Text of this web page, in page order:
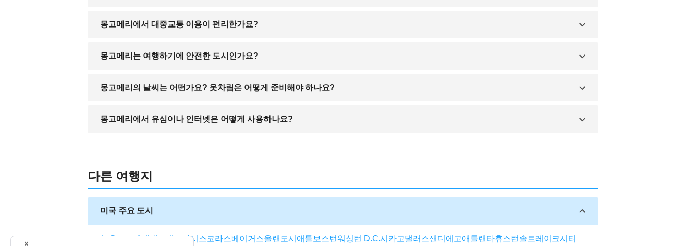
미국에서는 한국 원화를 직접 환전하기 어려우므로, 출국 전 미국 달러로 환전해 가시는 것이 좋습니다. 현지에서는 은행이나 환전소에서 달러 간 재환전이
가능합니다.
몽고메리에서 대중교통 이용이 편리한가요?
시내 버스는 운행 중이나 노선이 제한적이므로, 여행자들은 일반적으로 렌터카를 이용하거나 또는 Uber・Lyft 같은 차량 호출 앱을 사용합니다.
몽고메리는 여행하기에 안전한 도시인가요?
주요 관광지는 비교적 안전하지만, 야간 외출이나 외곽 지역 이동 시에는 주의가 필요합니다. 귀중품은 호텔에 보관하고, 혼자 이동할 때는 공식 교통수단
을 이용하세요.
몽고메리의 날씨는 어떤가요? 옷차림은 어떻게 준비해야 하나요?
여름은 덥고 습도 높으며, 겨울은 온화한 편입니다. 봄·가을에는 가벼운 겉옷을, 여름에는 통풍이 잘되는 옷과 선크림을 준비하는 것이 좋습니다.
몽고메리에서 유심이나 인터넷은 어떻게 사용하나요?
다른 여행지
미국 주요 도시
뉴욕로스앤젤레스샌프란시스코라스베이거스올랜도시애틀 보스턴워싱턴 D.C.시카고댈러스샌디에고애틀랜타휴스턴 솔트레이크시티